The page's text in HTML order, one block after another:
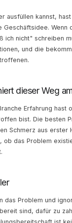
ausfüllen kannst,
Geschäftsidee. Wenn
ich nicht" schreiben
und die
dieser Weg
Erfahrung hast
bist. Die besten
Schmerz aus erster
ob das Problem
das Problem und
sind, dafür zu